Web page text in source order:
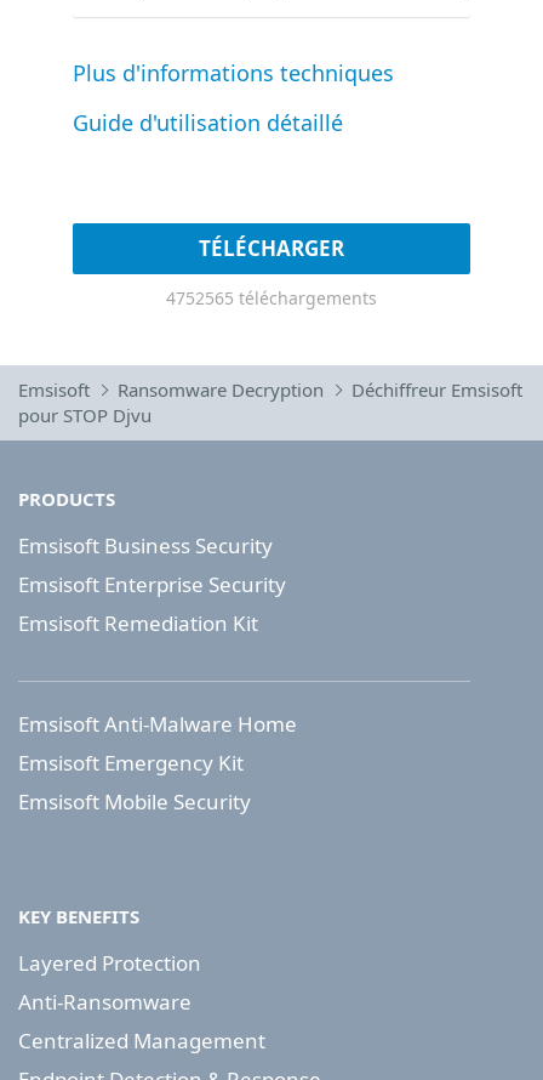
Plus d'informations techniques
Guide d'utilisation détaillé
TÉLÉCHARGER
4752565 téléchargements
Emsisoft Ransomware Decryption
Déchiffreur Emsisoft
pour STOP Djvu
PRODUCTS
Emsisoft Business Security
Emsisoft Enterprise Security
Emsisoft Remediation Kit
Emsisoft Anti-Malware Home
Emsisoft Emergency Kit
Emsisoft Mobile Security
KEY BENEFITS
Layered Protection
Anti-Ransomware
Centralized Management